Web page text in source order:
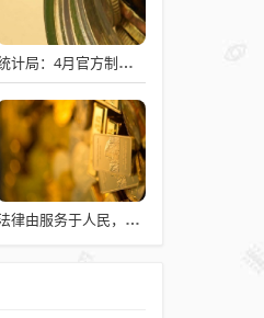
统计局：4月官方制造业PMI为50.3% 比上月下降0.1个百分点
法律由服务于人民，变成了服务于法学届